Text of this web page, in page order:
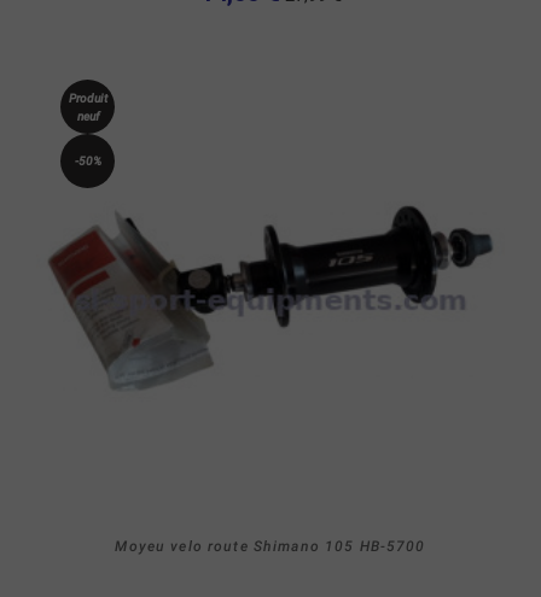
Produit
neuf
-50%
Moyeu velo route Shimano 105 HB-5700